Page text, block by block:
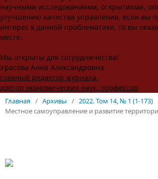
научными исследованиями, открытиями,
улучшению качества управления, если вы
интерес к данной проблематике, то вы
месте.
Мы открыты для сотрудничества!
Урасова Анна Александровна
главный редактор журнала,
доктор экономических наук, профессор
Главная / Архивы / 2022. Том 14, № 1 (1-173)
Местное самоуправление и развитие